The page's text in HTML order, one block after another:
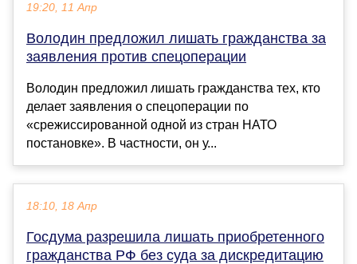
19:20, 11 Апр
Володин предложил лишать гражданства за
заявления против спецоперации
Володин предложил лишать гражданства тех, кто
делает заявления о спецоперации по
«срежиссированной одной из стран НАТО
постановке». В частности, он у...
18:10, 18 Апр
Госдума разрешила лишать приобретенного
гражданства РФ без суда за дискредитацию